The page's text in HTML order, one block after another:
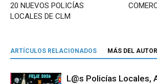
20 NUEVOS POLICÍAS
LOCALES DE CLM
ARTÍCULOS RELACIONADOS MÁS DEL AUTOR
L@s Policías Locales,